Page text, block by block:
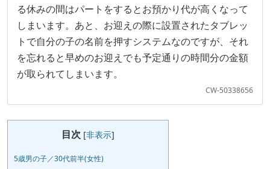
る休みの間はパートをするとお預かり代が高くなって
しまいます。あと、お迎えの際に設置されたタブレッ
トで自分の子の名前を押すシステムなのですが、それ
を忘れると早めのお迎えでも予定通りの時間分の金額
が取られてしまいます。
CW-50338656
目次 [非表示]
5歳男の子／30代前半(女性)